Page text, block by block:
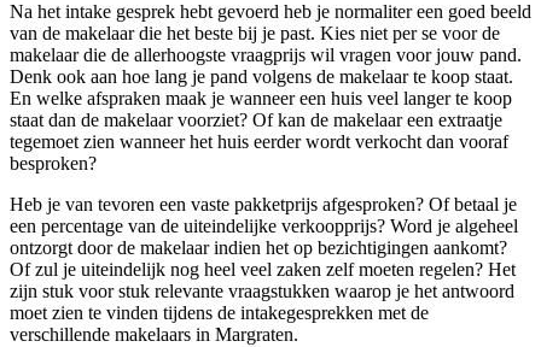
Na het intake gesprek hebt gevoerd heb je normaliter een goed beeld
van de makelaar die het beste bij je past. Kies niet per se voor de
makelaar die de allerhoogste vraagprijs wil vragen voor jouw pand.
Denk ook aan hoe lang je pand volgens de makelaar te koop staat.
En welke afspraken maak je wanneer een huis veel langer te koop
staat dan de makelaar voorziet? Of kan de makelaar een extraatje
tegemoet zien wanneer het huis eerder wordt verkocht dan vooraf
besproken?
Heb je van tevoren een vaste pakketprijs afgesproken? Of betaal je
een percentage van de uiteindelijke verkoopprijs? Word je algeheel
ontzorgt door de makelaar indien het op bezichtigingen aankomt?
Of zul je uiteindelijk nog heel veel zaken zelf moeten regelen? Het
zijn stuk voor stuk relevante vraagstukken waarop je het antwoord
moet zien te vinden tijdens de intakegesprekken met de
verschillende makelaars in Margraten.